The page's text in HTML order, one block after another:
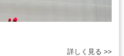
詳しく見る >>